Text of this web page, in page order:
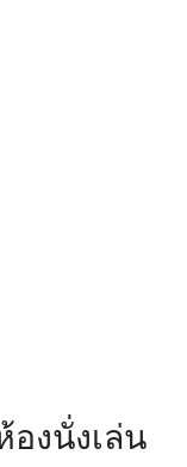
งนั่งเล่น